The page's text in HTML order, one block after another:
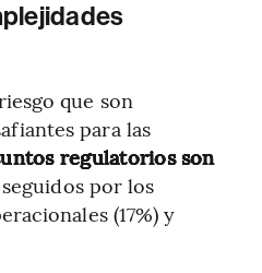
que son
para las
regulatorios son
por los
(17%) y